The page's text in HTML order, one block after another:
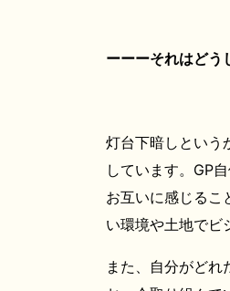
ーーーそれはどう
灯台下暗しという
しています。GP
お互いに感じるこ
い環境や土地でビ
また、自分がど